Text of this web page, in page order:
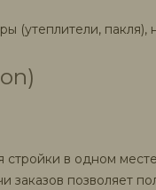
(утеплители,
в одном
заказов позволяет